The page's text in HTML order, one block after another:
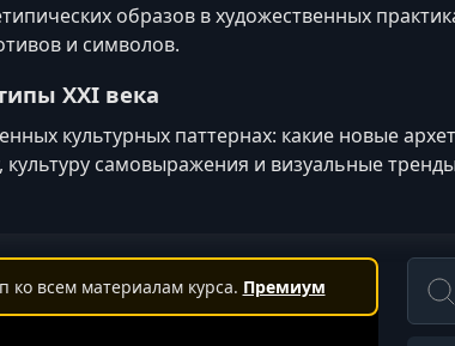
образов в художественных
и символов.
XXI века
культурных паттернах: какие новые
культуру самовыражения и визуальные
ко всем материалам курса. Премиум
Поиск